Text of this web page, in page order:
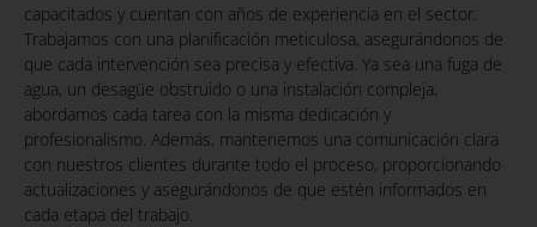
capacitados y cuentan con años de experiencia en el sector.
Trabajamos con una planificación meticulosa, asegurándonos de
que cada intervención sea precisa y efectiva. Ya sea una fuga de
agua, un desagüe obstruido o una instalación compleja,
abordamos cada tarea con la misma dedicación y
profesionalismo. Además, mantenemos una comunicación clara
con nuestros clientes durante todo el proceso, proporcionando
actualizaciones y asegurándonos de que estén informados en
cada etapa del trabajo.